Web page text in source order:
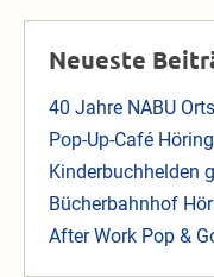
Neueste
40 Jahre NABU
Pop-Up-Café
Kinderbuchhelden
Bücherbahnhof
After Work Pop &